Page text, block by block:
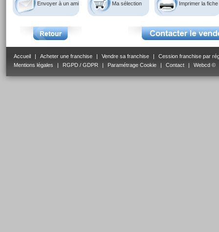
Envoyer à un ami Ma sélection Imprimer la fiche
Accueil Acheter une franchise Vendre sa franchise
Cession franchise par
Mentions légales
RGPD / GDPR Paramétrage Cookie Contact Webcd ©